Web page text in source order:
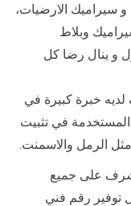
سيراميك الارضيات،
وبلاط
و ينال رضا كل
خبرة كبيرة في
المستخدمة في تثبيت
الرمل والاسمنت.
على جميع
توفير رقم فني